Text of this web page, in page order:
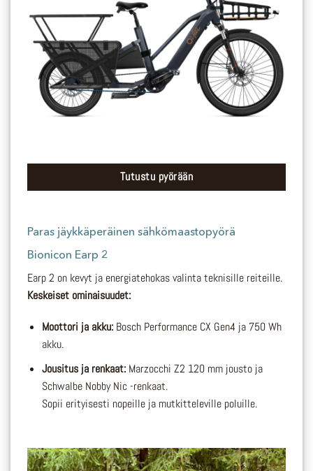
Tutustu pyörään
Paras jäykkäperäinen sähkömaastopyörä
Bionicon Earp 2
Earp 2 on kevyt ja energiatehokas valinta teknisille reiteille.
Keskeiset ominaisuudet:
Moottori ja akku:Bosch Performance CX Gen4 ja 750 Wh
akku.
Jousitus ja renkaat:Marzocchi Z2 120 mm jousto ja
Schwalbe Nobby Nic -renkaat.
Sopii erityisesti nopeille ja mutkitteleville poluille.